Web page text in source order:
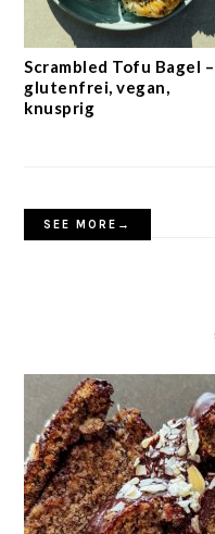
Scrambled Tofu Bagel –
glutenfrei, vegan,
knusprig
SEE MORE→